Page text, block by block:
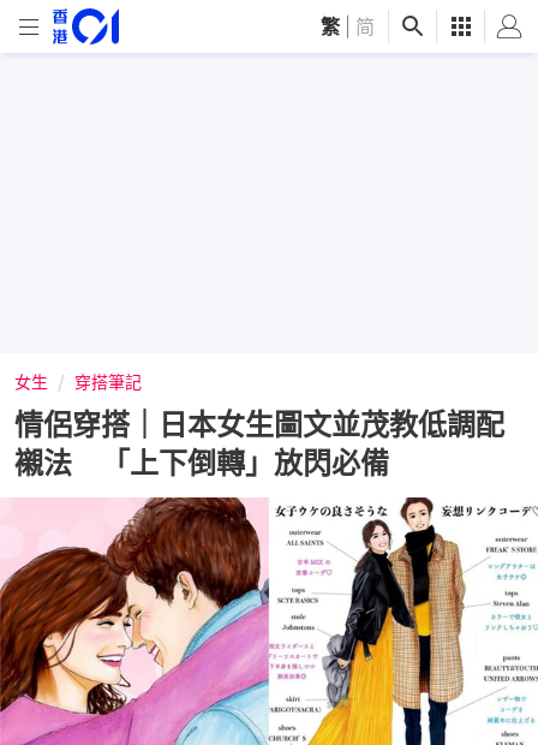
繁 简
女生 穿搭筆記
情侶穿搭｜日本女生圖文並茂教低調配
襯法 「上下倒轉」放閃必備